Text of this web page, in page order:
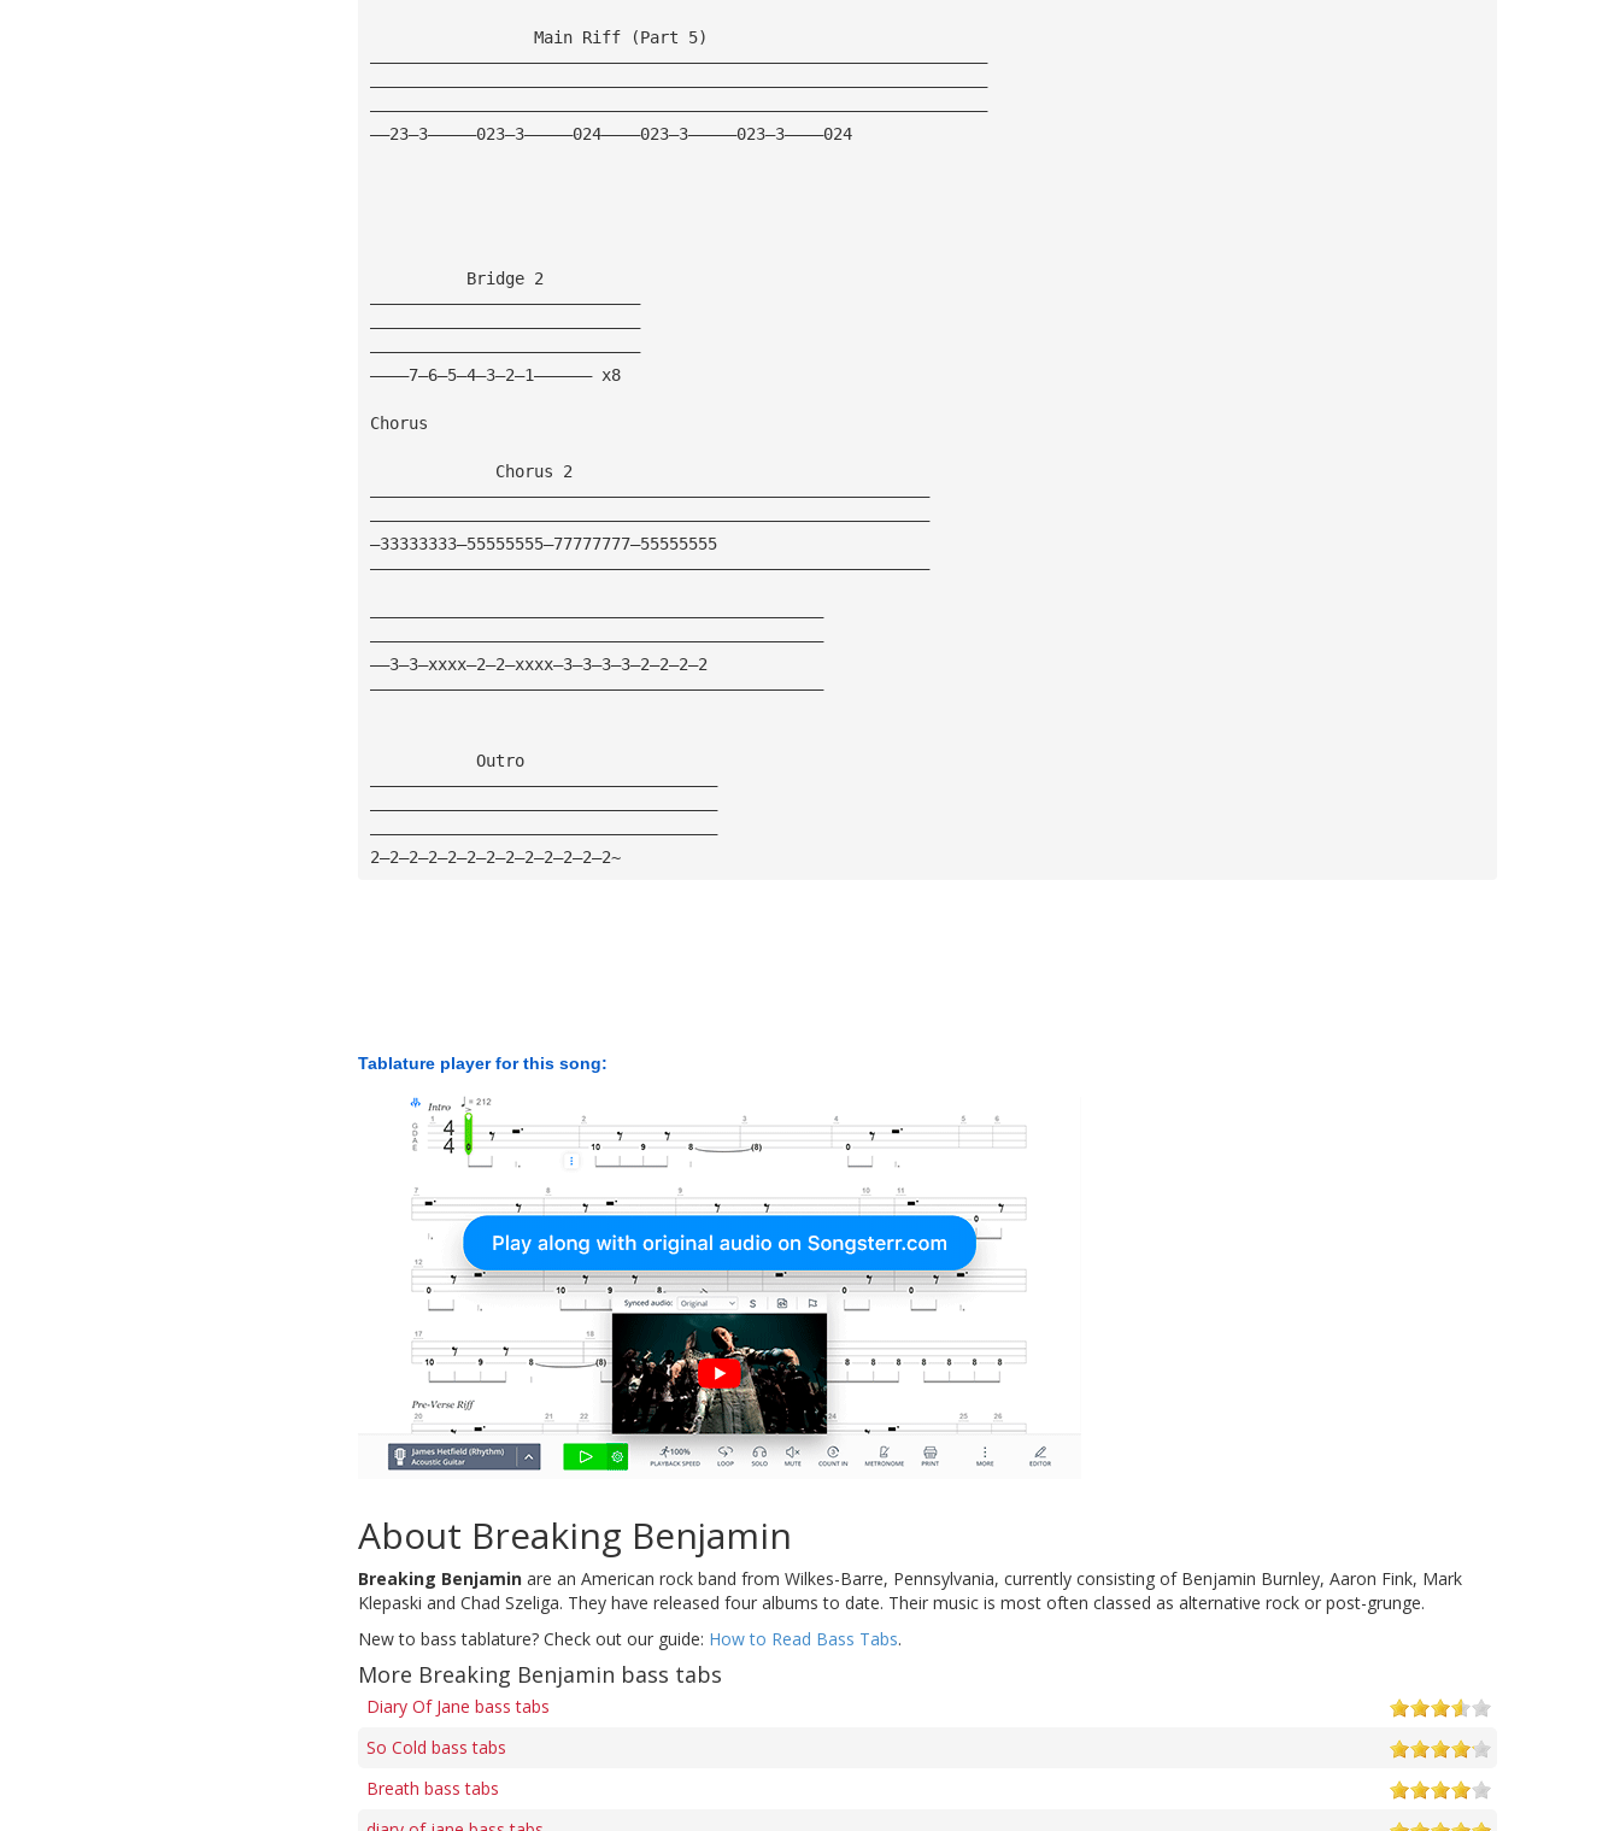
                 Main Riff (Part 5)
————————————————————————————————————————————————————————————————
————————————————————————————————————————————————————————————————
————————————————————————————————————————————————————————————————
——23—3—————023—3—————024————023—3—————023—3————024
          Bridge 2
————————————————————————————
————————————————————————————
————————————————————————————
————7—6—5—4—3—2—1—————— x8
Chorus
             Chorus 2
——————————————————————————————————————————————————————————
——————————————————————————————————————————————————————————
—33333333—55555555—77777777—55555555
——————————————————————————————————————————————————————————
———————————————————————————————————————————————
———————————————————————————————————————————————
——3—3—xxxx—2—2—xxxx—3—3—3—3—2—2—2—2
———————————————————————————————————————————————
           Outro
————————————————————————————————————
————————————————————————————————————
————————————————————————————————————
2—2—2—2—2—2—2—2—2—2—2—2—2~
Tablature player for this song:
About Breaking Benjamin
Breaking Benjamin are an American rock band from Wilkes-Barre, Pennsylvania, currently consisting of Benjamin Burnley, Aaron Fink, Mark
Klepaski and Chad Szeliga. They have released four albums to date. Their music is most often classed as alternative rock or post-grunge.
New to bass tablature? Check out our guide: How to Read Bass Tabs.
More Breaking Benjamin bass tabs
Diary Of Jane bass tabs
So Cold bass tabs
Breath bass tabs